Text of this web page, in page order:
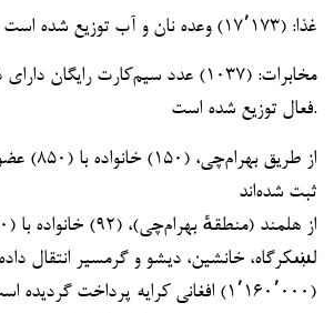
غذا: (۱۷٬۱۷۳) وعده نان و آب توزیع شده است
مخابرات: (۱۰۳۷) عدد سیم‌کارت رایگان
فعال توزیع شده است.
از طریق
ثبت شده‌اند
لښکرگاه، خانشین، دیشو و گرمسیر انتقال